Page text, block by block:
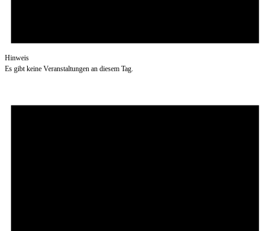
Hinweis
Es gibt keine Veranstaltungen an diesem Tag.